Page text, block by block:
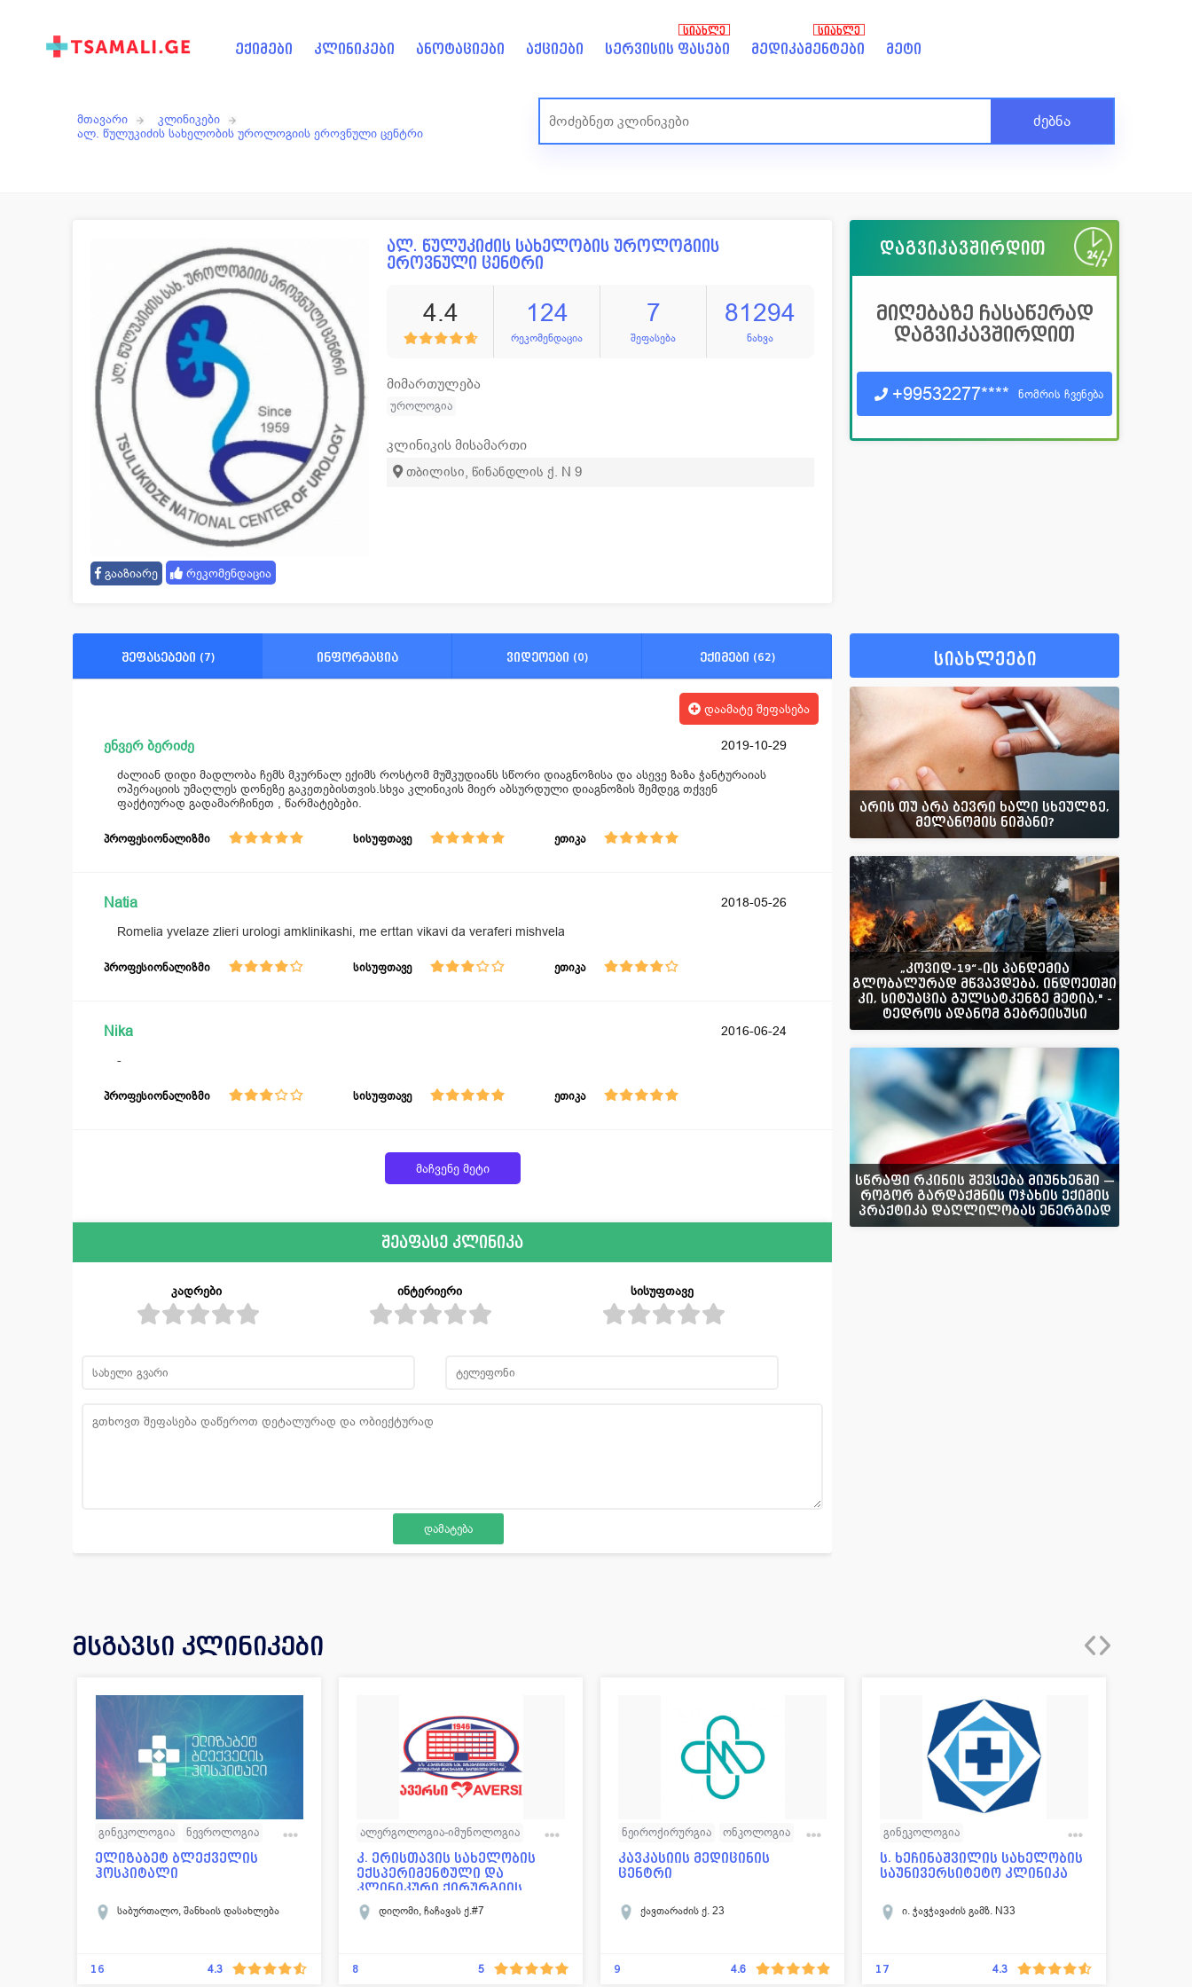
ექიმები კლინიკები ანოტაციები აქციები სერვისის ფასები
ᲡᲘᲐᲮᲚᲔ
მედიკამენტები
ᲡᲘᲐᲮᲚᲔ
მეტი
მთავარი
კლინიკები
ალ. წულუკიძის სახელობის უროლოგიის ეროვნული ცენტრი
ძებნა
გააზიარე რეკომენდაცია
ალ. წულუკიძის სახელობის უროლოგიის
ეროვნული ცენტრი
4.4 124
რეკომენდაცია
7
შეფასება
81294
ნახვა
მიმართულება
უროლოგია
კლინიკის მისამართი
თბილისი, წინანდლის ქ. N 9
დაგვიკავშირდით
მიღებაზე ჩასაწერად
დაგვიკავშირდით
+99532277**** ნომრის ჩვენება
შეფასებები (7) ინფორმაცია ვიდეოები (0) ექიმები (62)
დაამატე შეფასება
ენვერ ბერიძე 2019-10-29
ძალიან დიდი მადლობა ჩემს მკურნალ ექიმს როსტომ მუშკუდიანს სწორი დიაგნოზისა და ასევე ზაზა ჭანტურაიას
ოპერაციის უმაღლეს დონეზე გაკეთებისთვის.სხვა კლინიკის მიერ აბსურდული დიაგნოზის შემდეგ თქვენ
ფაქტიურად გადამარჩინეთ , წარმატებები.
პროფესიონალიზმი სისუფთავე ეთიკა
Natia 2018-05-26
Romelia yvelaze zlieri urologi amklinikashi, me erttan vikavi da veraferi mishvela
პროფესიონალიზმი სისუფთავე ეთიკა
Nika 2016-06-24
-
პროფესიონალიზმი სისუფთავე ეთიკა
მაჩვენე მეტი
შეაფასე კლინიკა
კადრები ინტერიერი სისუფთავე
სიახლეები
არის თუ არა ბევრი ხალი სხეულზე,
მელანომის ნიშანი?
„კოვიდ-19“-ის პანდემია
გლობალურად მწვავდება, ინდოეთში
კი, სიტუაცია გულსატკენზე მეტია," -
ტედროს ადანომ გებრეისუსი
სწრაფი რკინის შევსება მიუნხენში —
როგორ გარდაქმნის ოჯახის ექიმის
პრაქტიკა დაღლილობას ენერგიად
მსგავსი კლინიკები
გინეკოლოგია
ნევროლოგია
ტრავმატოლოგია
უროლოგია
ქირურგია
მრავალპროფილური კლინიკა
ელიზაბეტ ბლექველის
ჰოსპიტალი
საბურთალო, შანხაის დასახლება
16 4.3
ალერგოლოგია-იმუნოლოგია
გინეკოლოგია
ენდოკრინოლოგია
კარდიოლოგია
ნევროლოგია
ნეიროქირურგია
ონკოლოგია
უროლოგია
კ. ერისთავის სახელობის
ექსპერიმენტული და
კლინიკური ქირურგიის
ეროვ...დიღომი, ჩაჩავას ქ.#7
8 5
ნეიროქირურგია
ონკოლოგია
ტრავმატოლოგია
ოფთალმოლოგია
რადიოლოგია
უროლოგია
რეპროდუქტოლოგია
კავკასიის მედიცინის
ცენტრი
ქავთარაძის ქ. 23
9 4.6
გინეკოლოგია
დერმატოლოგია-ვენეროლოგია
ენდოკრინოლოგია
კარდიოლოგია
ლაბორატორია
ნეიროქირურგია
ოფთალმოლოგია
პედიატრია
ს. ხეჩინაშვილის სახელობის
საუნივერსიტეტო კლინიკა
ი. ჭავჭავაძის გამზ. N33
17 4.3